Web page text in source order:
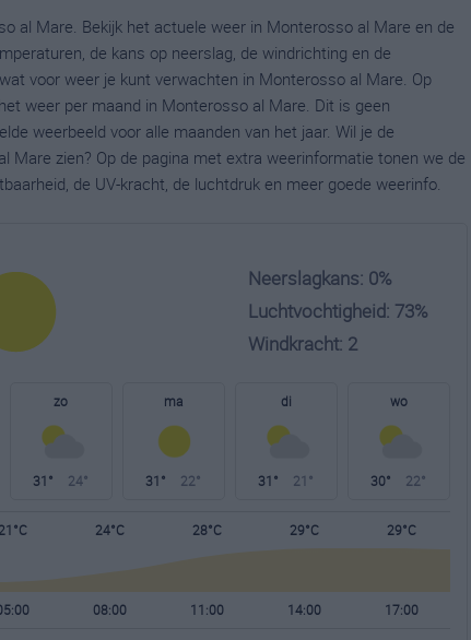
al Mare. Bekijk het actuele weer in Monterosso al Mare en de
de kans op neerslag, de windrichting en de
voor weer je kunt verwachten in Monterosso al Mare. Op
weer per maand in Monterosso al Mare. Dit is geen
weerbeeld voor alle maanden van het jaar. Wil je de
Mare zien? Op de pagina met extra weerinformatie tonen we de
de UV-kracht, de luchtdruk en meer goede weerinfo.
Neerslagkans: 0%
Luchtvochtigheid: 73%
Windkracht: 2
zo
31° 24°
ma
31° 22°
di
31° 21°
wo
30° 22°
21°C 24°C 28°C 29°C 29°C
08:00 11:00 14:00 17:00